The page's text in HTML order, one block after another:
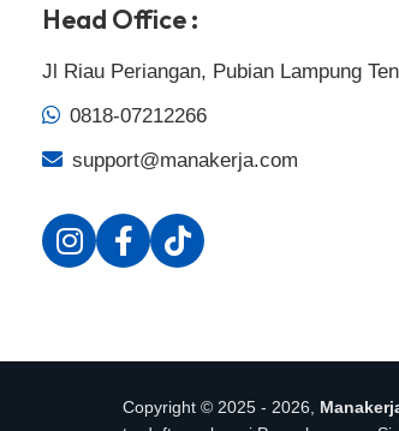
Head Office :
Jl Riau Periangan, Pubian Lampung
0818-07212266
support@manakerja.com
Copyright © 2025 - 2026,